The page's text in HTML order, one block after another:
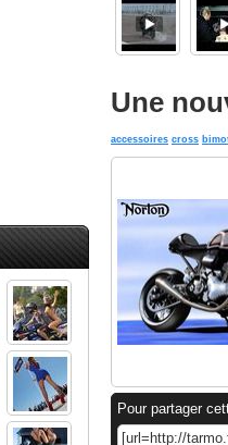
Une
accessoires cross
Pour partager